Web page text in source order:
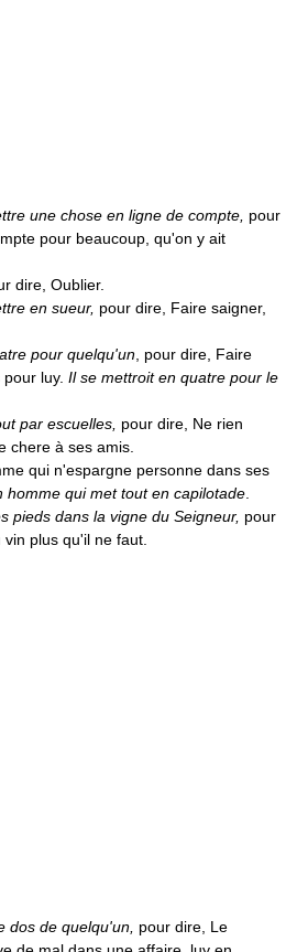
une chose en ligne de compte, pour
pour beaucoup, qu'on y ait
dire, Oublier.
en sueur, pour dire, Faire saigner,
pour quelqu'un , pour dire, Faire
luy. Il se mettroit en quatre pour le
par escuelles, pour dire, Ne rien
chere à ses amis.
qui n'espargne personne dans ses
homme qui met tout en capilotade
pieds dans la vigne du Seigneur, pour
plus qu'il ne faut.
dos de quelqu'un, pour dire, Le